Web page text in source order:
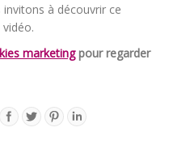
invitons à découvrir ce
marketingpour regarder